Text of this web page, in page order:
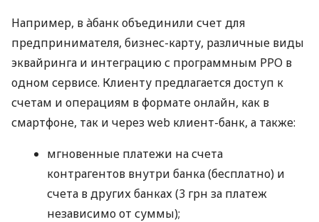
Например, в àбанк объединили счет для
предпринимателя, бизнес-карту, различные виды
эквайринга и интеграцию с программным РРО в
одном сервисе. Клиенту предлагается доступ к
счетам и операциям в формате онлайн, как в
смартфоне, так и через web клиент-банк, а также:
мгновенные платежи на счета
контрагентов внутри банка (бесплатно) и
счета в других банках (3 грн за платеж
независимо от суммы);